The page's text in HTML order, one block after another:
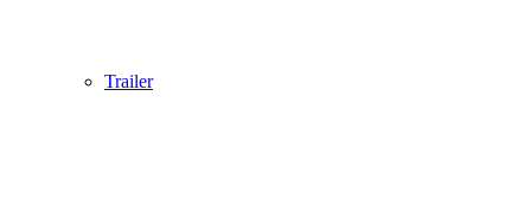
Trailer